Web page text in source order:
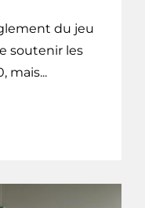
du jeu
soutenir les
mais...